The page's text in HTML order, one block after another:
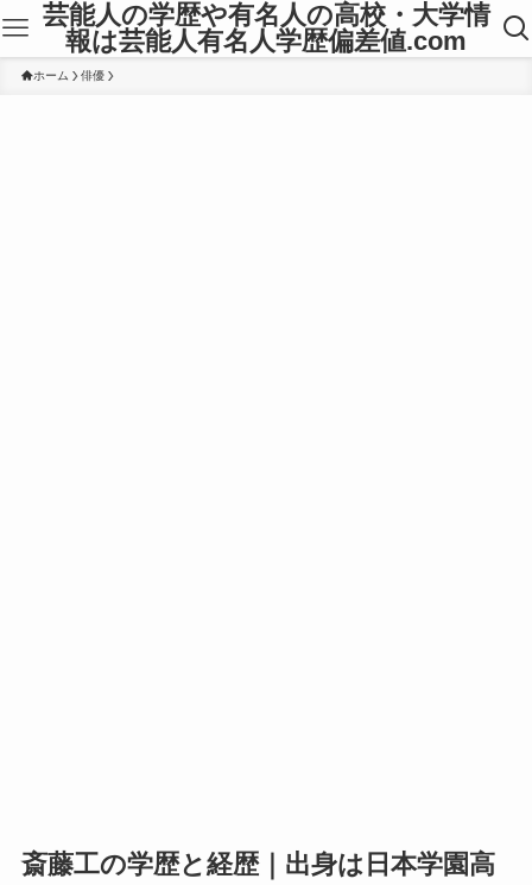
芸能人の学歴や有名人の高校・大学情
報は芸能人有名人学歴偏差値.com
ホーム 俳優
斎藤工の学歴と経歴｜出身は日本学園高